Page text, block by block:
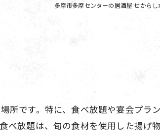
多摩市多摩センターの居酒屋 せから
所です。特に、食べ放題や宴会プラ
べ放題は、旬の食材を使用した揚げ